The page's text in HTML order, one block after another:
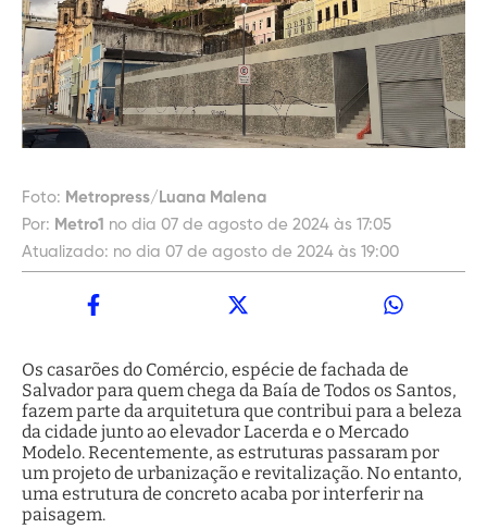
Foto: Metropress/Luana Malena
Por: Metro1 no dia 07 de agosto de 2024 às 17:05
Atualizado: no dia 07 de agosto de 2024 às 19:00
Os casarões do Comércio, espécie de fachada de
Salvador para quem chega da Baía de Todos os Santos,
fazem parte da arquitetura que contribui para a beleza
da cidade junto ao elevador Lacerda e o Mercado
Modelo. Recentemente, as estruturas passaram por
um projeto de urbanização e revitalização. No entanto,
uma estrutura de concreto acaba por interferir na
paisagem.